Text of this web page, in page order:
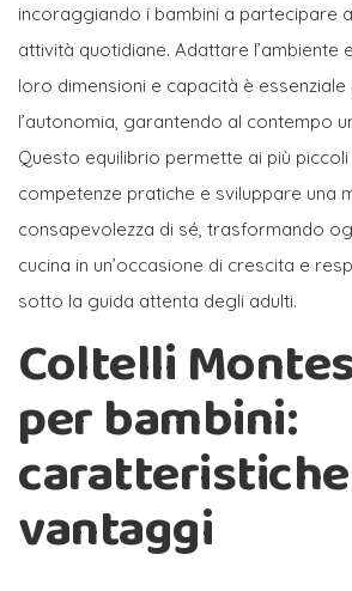
incoraggiando i bambini a partecipare
attività quotidiane. Adattare l’ambiente
loro dimensioni e capacità è
l’autonomia, garantendo al contempo
Questo equilibrio permette ai più
competenze pratiche e sviluppare una
consapevolezza di sé, trasformando
cucina in un’occasione di crescita e
sotto la guida attenta degli adulti.
Coltelli
per bambini:
vantaggi